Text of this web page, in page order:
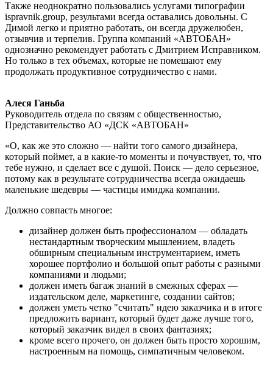
Также неоднократно пользовались услугами типографии
ispravnik.group, результами всегда оставались довольны. С
Димой легко и приятно работать, он всегда дружелюбен,
отзывчив и терпелив. Группа компаний «АВТОБАН»
однозначно рекомендует работать с Дмитрием Исправником.
Но только в тех объемах, которые не помешают ему
продолжать продуктивное сотрудничество с нами.
Алеся Ганьба
Руководитель отдела по связям с общественностью,
Представительство АО «ДСК «АВТОБАН»
«О, как же это сложно — найти того самого дизайнера,
который поймет, а в какие-то моменты и почувствует, то, что
тебе нужно, и сделает все с душой. Поиск — дело серьезное,
потому как в результате сотрудничества всегда ожидаешь
маленькие шедевры — частицы имиджа компании.
Должно совпасть многое:
дизайнер должен быть профессионалом — обладать
нестандартным творческим мышлением, владеть
обширным специальным инструментарием, иметь
хорошее портфолио и большой опыт работы с разными
компаниями и людьми;
должен иметь багаж знаний в смежных сферах —
издательском деле, маркетинге, создании сайтов;
должен уметь четко "считать" идею заказчика и в итоге
предложить вариант, который будет даже лучше того,
который заказчик видел в своих фантазиях;
кроме всего прочего, он должен быть просто хорошим,
настроенным на помощь, симпатичным человеком.